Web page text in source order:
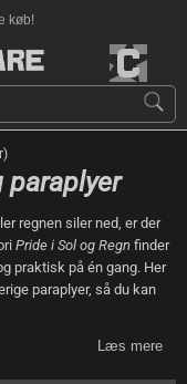
køb!
paraplyer
regnen siler ned, er der
Pride i Sol og Regn finder
praktisk på én gang. Her
paraplyer, så du kan
Læs mere